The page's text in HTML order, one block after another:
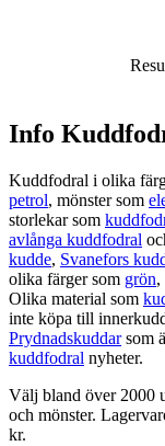
Info
Kuddfodral i olika
petrol, mönster som
storlekar som
avlånga kuddfodral
kudde, Svanefors
olika färger som grön,
Olika material som
inte köpa till
Prydnadskuddarsom
kuddfodral nyheter.
Välj bland över 2000
och mönster.
kr.